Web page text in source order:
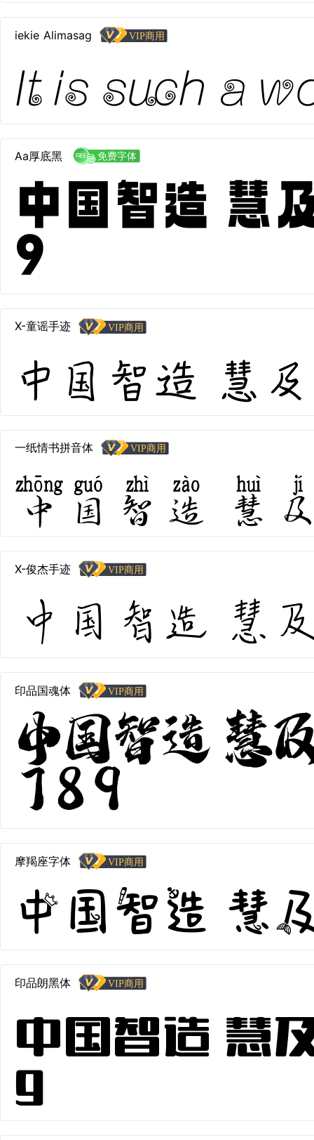
iekie Alimasag
It is such a
Aa厚底黑
中国智造 慧
9
X-童谣手迹
中国智造 慧及
一纸情书拼音体
中国智造 慧
X-俊杰手迹
中国智造 慧及
印品国魂体
中国智造
789
摩羯座字体
中国智造 慧
印品朗黑体
中国智造 慧
9